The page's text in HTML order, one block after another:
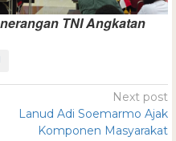
TNI Angkatan
Next post
Lanud Adi Soemarmo Ajak
Komponen Masyarakat